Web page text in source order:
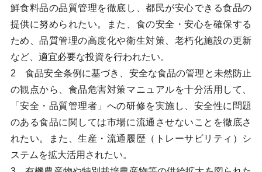
鮮食料品の品質管理を徹底し、都民が安心できる食品の
提供に努められたい。また、食の安全・安心を確保する
ため、品質管理の高度化や衛生対策、老朽化施設の更新
など、適宜必要な投資を行われたい。
2 食品安全条例に基づき、安全な食品の管理と未然防止
の観点から、食品危害対策マニュアルを十分活用して、
「安全・品質管理者」への研修を実施し、安全性に問題
のある食品に関しては市場に流通させないことを徹底さ
れたい。また、生産・流通履歴（トレーサビリティ）シ
ステムを拡大活用されたい。